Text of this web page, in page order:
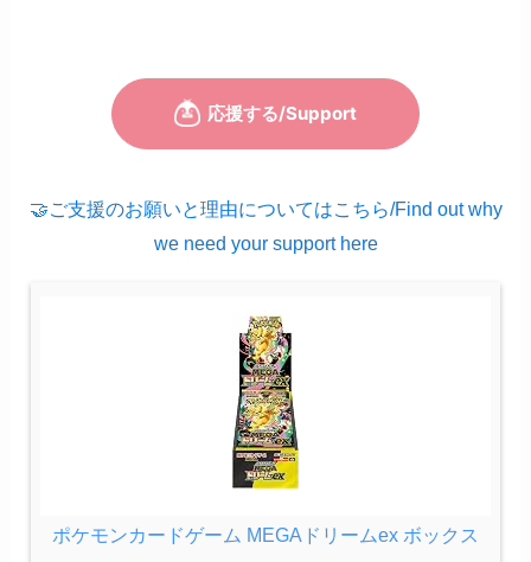
🤝ご支援のお願いと理由についてはこちら/Find out why
we need your support here
ポケモンカードゲーム MEGAドリームex ボックス